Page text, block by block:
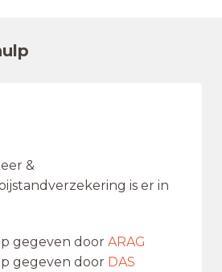
&
is er in
gegeven door ARAG
gegeven door DAS